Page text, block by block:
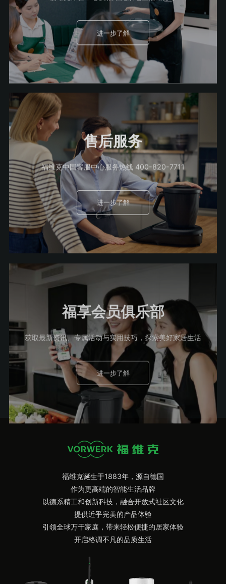
进一步了解
售后服务
福维克中国客服中心服务热线 400-820-7711
进一步了解
福享会员俱乐部
获取最新资讯、专属活动与实用技巧，探索美好家居生活
进一步了解
福维克诞生于1883年，源自德国
作为更高端的智能生活品牌
以德系精工和创新科技，融合开放式社区文化
提供近乎完美的产品体验
引领全球万干家庭，带来轻松便捷的居家体验
开启格调不凡的品质生活